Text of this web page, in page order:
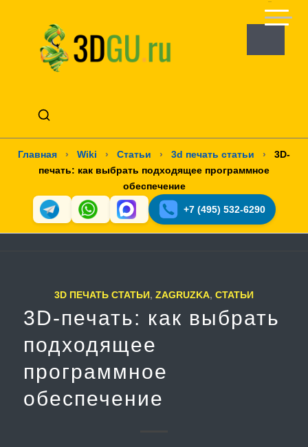
Главная › Wiki › Статьи › 3d печать статьи ›
3D-
печать: как выбрать подходящее программное
обеспечение
+7 (495) 532-6290
3D ПЕЧАТЬ СТАТЬИ, ZAGRUZKA, СТАТЬИ
3D-печать: как выбрать
подходящее
программное
обеспечение